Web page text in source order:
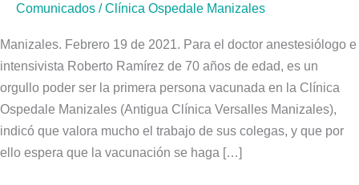
Comunicados /Clínica Ospedale Manizales
Manizales. Febrero 19 de 2021. Para el doctor anestesiólogo e
intensivista Roberto Ramírez de 70 años de edad, es un
orgullo poder ser la primera persona vacunada en la Clínica
Ospedale Manizales (Antigua Clínica Versalles Manizales),
indicó que valora mucho el trabajo de sus colegas, y que por
ello espera que la vacunación se haga […]
vacunado
en
Clínica
Ospedale
Manizales